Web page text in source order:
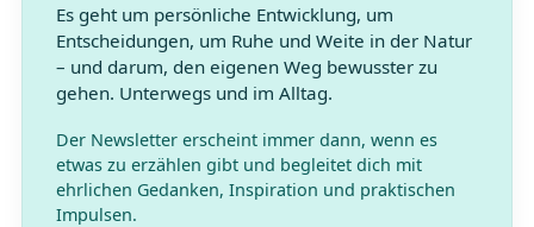
Es geht um persönliche Entwicklung, um
Entscheidungen, um Ruhe und Weite in der Natur
– und darum, den eigenen Weg bewusster zu
gehen. Unterwegs und im Alltag.
Der Newsletter erscheint immer dann, wenn es
etwas zu erzählen gibt und begleitet dich mit
ehrlichen Gedanken, Inspiration und praktischen
Impulsen.